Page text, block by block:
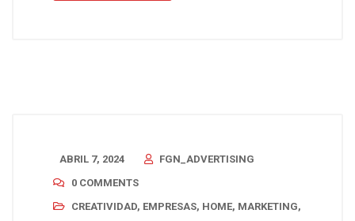
ABRIL 7, 2024
FGN_ADVERTISING
0 COMMENTS
CREATIVIDAD, EMPRESAS, HOME, MARKETING,